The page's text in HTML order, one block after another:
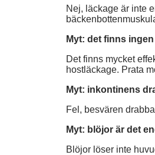
Nej, läckage är inte
Myt: det finns
Det finns mycket
hostläckage. Prata
Myt: inkontinens
Fel, besvären
Myt: blöjor är det
Blöjor löser inte